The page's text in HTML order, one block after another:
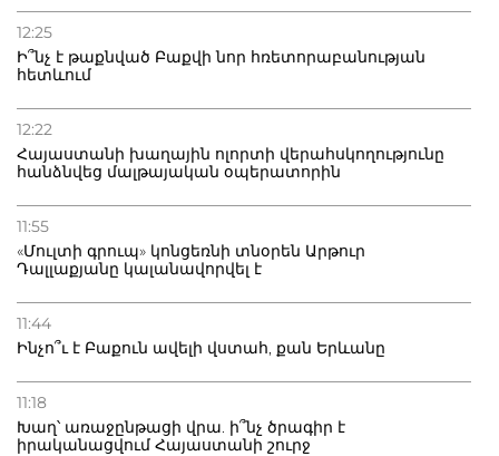
12:25
Ի՞նչ է թաքնված Բաքվի նոր հռետորաբանության
հետևում
12:22
Հայաստանի խաղային ոլորտի վերահսկողությունը
հանձնվեց մալթայական օպերատորին
11:55
«Մուլտի գրուպ» կոնցեռնի տնօրեն Արթուր
Դալլաքյանը կալանավորվել է
11:44
Ինչո՞ւ է Բաքուն ավելի վստահ, քան Երևանը
11:18
Խաղ՝ առաջընթացի վրա. ի՞նչ ծրագիր է
իրականացվում Հայաստանի շուրջ